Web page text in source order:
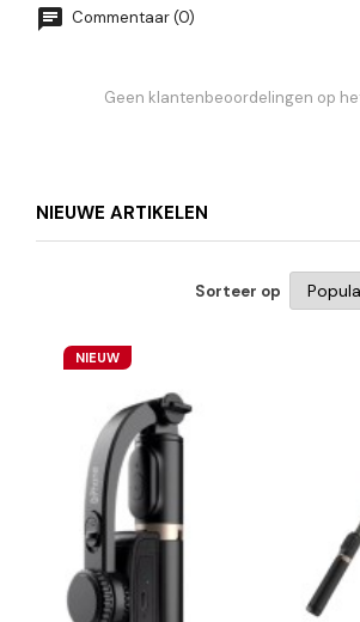
Commentaar (0)
Geen klantenbeoordelingen op
NIEUWE ARTIKELEN
Sorteer op
NIEUW